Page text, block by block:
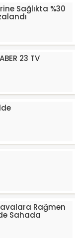
Sağlıkta %30
23 TV
Rağmen
Sahada